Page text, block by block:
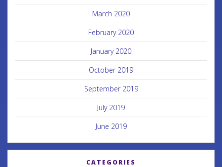
March 2020
February 2020
January 2020
October 2019
September 2019
July 2019
June 2019
CATEGORIES